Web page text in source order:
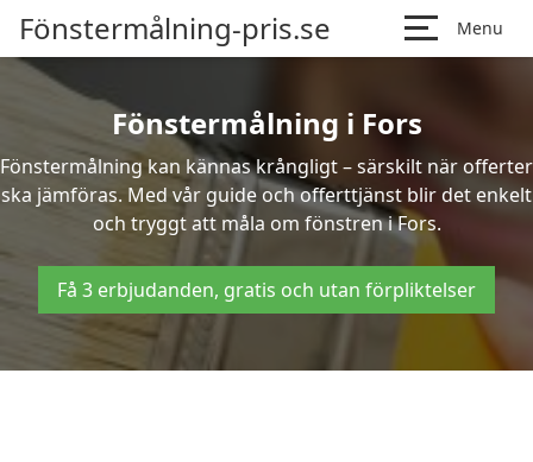
Fönstermålning-pris.se Menu
Fönstermålning i Fors
Fönstermålning kan kännas krångligt – särskilt när offerter
ska jämföras. Med vår guide och offerttjänst blir det enkelt
och tryggt att måla om fönstren i Fors.
Få 3 erbjudanden, gratis och utan förpliktelser